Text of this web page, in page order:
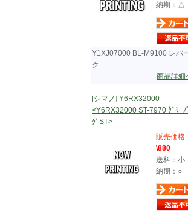
納期：△
Y1XJ07000 BL-M9100 レバ
ク
商品詳
[シマノ] Y6RX32000
<Y6RX32000 ST-7970 ﾀﾞﾐｰﾌ
ｸﾞST>
販売価格
\880
送料：小
納期：○